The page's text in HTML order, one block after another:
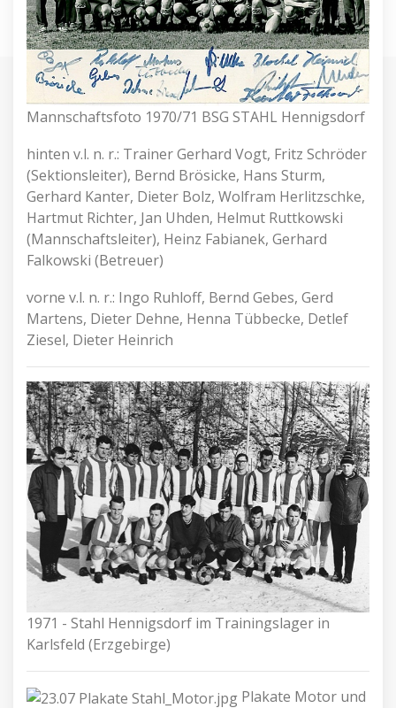
Mannschaftsfoto 1970/71 BSG STAHL Hennigsdorf
hinten v.l. n. r.: Trainer Gerhard Vogt, Fritz Schröder
(Sektionsleiter), Bernd Brösicke, Hans Sturm,
Gerhard Kanter, Dieter Bolz, Wolfram Herlitzschke,
Hartmut Richter, Jan Uhden, Helmut Ruttkowski
(Mannschaftsleiter), Heinz Fabianek, Gerhard
Falkowski (Betreuer)
vorne v.l. n. r.: Ingo Ruhloff, Bernd Gebes, Gerd
Martens, Dieter Dehne, Henna Tübbecke, Detlef
Ziesel, Dieter Heinrich
1971 - Stahl Hennigsdorf im Trainingslager in
Karlsfeld (Erzgebirge)
Plakate Motor und